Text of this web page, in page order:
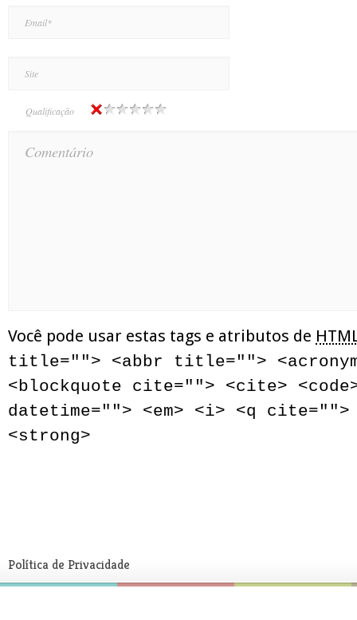
Qualificação
Você pode usar estas tags e atributos de
title=""> <abbr title="">
<blockquote cite=""> <cite>
datetime=""> <em> <i> <q
<strong>
Política de Privacidade